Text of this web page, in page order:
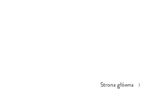
Strona główna